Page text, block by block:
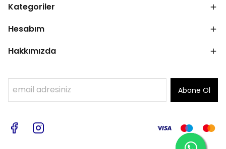
Kategoriler
Hesabım
Hakkımızda
Abone Ol